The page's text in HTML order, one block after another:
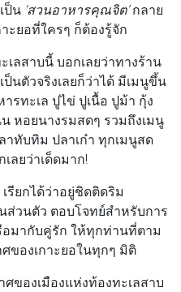
ป็น ‘สวนอาหารคุณจิต’กลาย
ะยอที่ใครๆ ก็ต้องรู้จัก
ลสาบนี้ บอกเลยว่าทางร้าน
ป็นตัวจริงเลยก็ว่าได้ มีเมนูขึ้น
รทะเล ปูไข่ ปูเนื้อ ปูม้า กุ้ง
หอยนางรมสดๆ รวมถึงเมนู
าทับทิม ปลาเก๋า ทุกเมนูสด
ลยว่าเด็ดมาก!
รียกได้ว่าอยู่ชิดติดริม
ส่วนตัว ตอบโจทย์สำหรับการ
มากับคู่รัก ให้ทุกท่านที่ตาม
ของเกาะยอในทุกๆ มิติ
ของเมืองแห่งท้องทะเลสาบ